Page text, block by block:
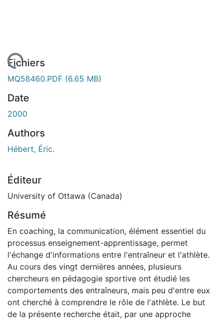
Fichiers
MQ58460.PDF (6.65 MB)
Date
2000
Authors
Hébert, Éric.
Éditeur
University of Ottawa (Canada)
Résumé
En coaching, la communication, élément essentiel du
processus enseignement-apprentissage, permet
l'échange d'informations entre l'entraîneur et l'athlète.
Au cours des vingt dernières années, plusieurs
chercheurs en pédagogie sportive ont étudié les
comportements des entraîneurs, mais peu d'entre eux
ont cherché à comprendre le rôle de l'athlète. Le but
de la présente recherche était, par une approche